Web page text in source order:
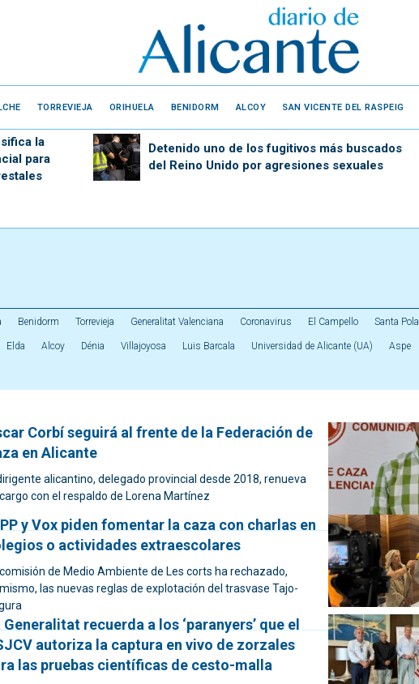
TORREVIEJA ORIHUELA BENIDORM ALCOY SAN VICENTE DEL RASPEIG
la
para
Detenido uno de los fugitivos más buscados
del Reino Unido por agresiones sexuales
Benidorm Torrevieja Generalitat Valenciana Coronavirus El Campello Santa Pola
Elda Alcoy Dénia Villajoyosa Luis Barcala Universidad de Alicante (UA) Aspe
Corbí seguirá al frente de la Federación de
en Alicante
alicantino, delegado provincial desde 2018, renueva
con el respaldo de Lorena Martínez
y Vox piden fomentar la caza con charlas en
o actividades extraescolares
de Medio Ambiente de Les corts ha rechazado,
las nuevas reglas de explotación del trasvase Tajo-
Generalitat recuerda a los ‘paranyers’ que el
autoriza la captura en vivo de zorzales
las pruebas científicas de cesto-malla